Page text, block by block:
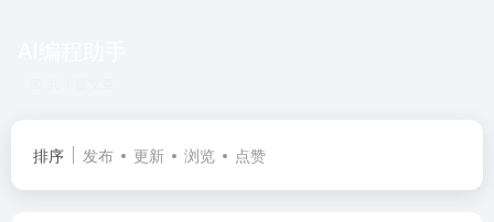
排序 发布 更新 浏览 点赞